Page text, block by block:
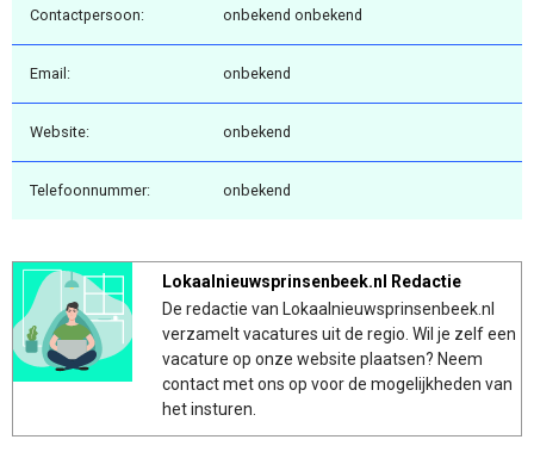
Contactpersoon: onbekend onbekend
Email: onbekend
Website: onbekend
Telefoonnummer: onbekend
Lokaalnieuwsprinsenbeek.nl Redactie
De redactie van Lokaalnieuwsprinsenbeek.nl
verzamelt vacatures uit de regio. Wil je zelf een
vacature op onze website plaatsen? Neem
contact met ons op voor de mogelijkheden van
het insturen.